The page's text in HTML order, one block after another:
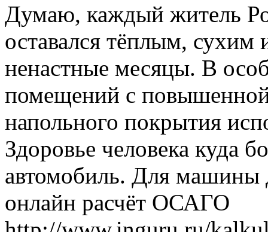
Думаю, каждый житель
оставался тёплым,
ненастные месяцы. В
помещений с повышенной
напольного покрытия
Здоровье человека куда
автомобиль. Для машины
онлайн расчёт ОСАГО